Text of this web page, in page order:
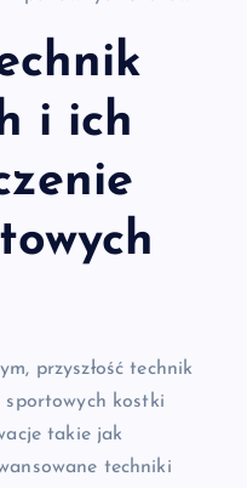
i ich
przyszłość technik
sportowych kostki
takie jak
techniki